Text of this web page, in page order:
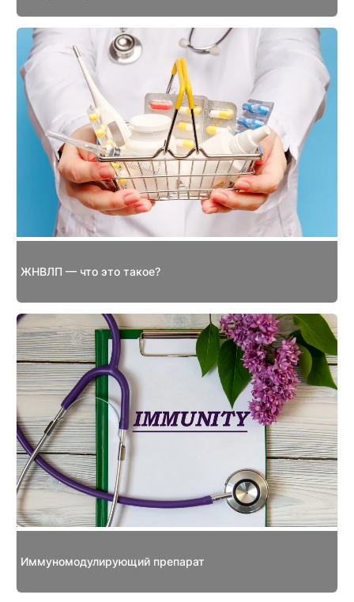
ЖНВЛП — что это такое?
Иммуномодулирующий препарат